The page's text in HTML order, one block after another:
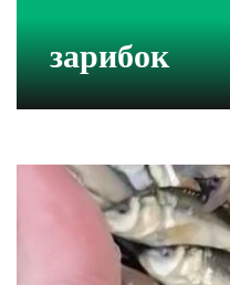
зарибок